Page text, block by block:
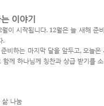
이야기
월이 시작됩니다. 12월은 늘 새해 준
.
비하는 마지막 달을 앞두고, 오늘은
함께 하나님께 칭찬과 상급 받기를
삶 나눔